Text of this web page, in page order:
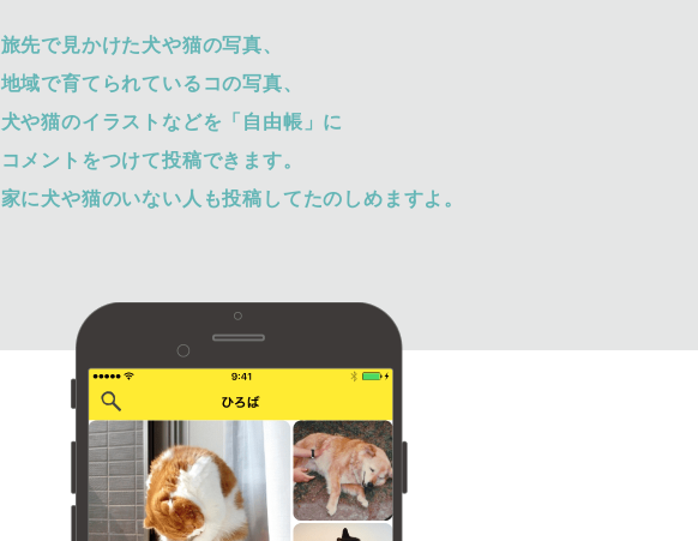
旅先で見かけた犬や猫の写真、
地域で育てられているコの写真、
犬や猫のイラストなどを「自由帳」に
コメントをつけて投稿できます。
家に犬や猫のいない人も投稿してたのしめますよ。